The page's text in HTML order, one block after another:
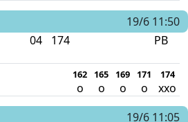
19/6 11:50
04 174 PB
162 165 169 171 174
o o o o xxo
19/6 11:05